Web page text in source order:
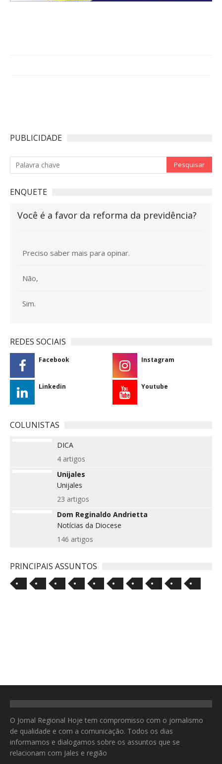
PUBLICIDADE
ENQUETE
Você é a favor da reforma da previdência?
Preciso saber mais para opinar.
Não,
Sim.
REDES SOCIAIS
Facebook Instagram
Linkedin Youtube
COLUNISTAS
DICA
4 artigos
Unijales
Unijales
23 artigos
Dom Reginaldo Andrietta
Notícias da Diocese
146 artigos
PRINCIPAIS ASSUNTOS
O Jornal Regional Hoje tem compromisso com o jornalismo
de qualidade e com a comunicação. Todos os dias
informamos e dialogamos sobre os assuntos que se
relacionam com Jales e região